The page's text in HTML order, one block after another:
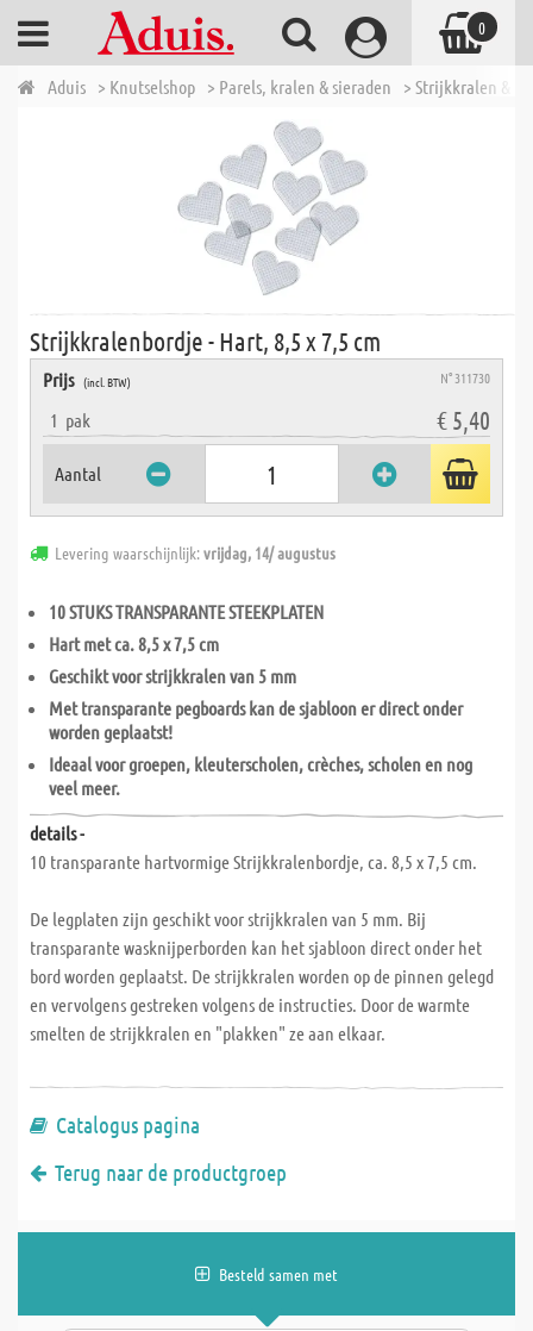
Aduis > Knutselshop > Parels, kralen & sieraden > Strijkkralen &
Strijkkralenbordje - Hart, 8,5 x 7,5 cm
Prijs (incl. BTW) N° 311730
1 pak € 5,40
Aantal
Levering waarschijnlijk:vrijdag, 14/ augustus
10 STUKS TRANSPARANTE STEEKPLATEN
Hart met ca. 8,5 x 7,5 cm
Geschikt voor strijkkralen van 5 mm
Met transparante pegboards kan de sjabloon er direct onder
worden geplaatst!
Ideaal voor groepen, kleuterscholen, crèches, scholen en nog
veel meer.
details -
10 transparante hartvormige Strijkkralenbordje, ca. 8,5 x 7,5 cm.
De legplaten zijn geschikt voor strijkkralen van 5 mm. Bij
transparante wasknijperborden kan het sjabloon direct onder het
bord worden geplaatst. De strijkkralen worden op de pinnen gelegd
en vervolgens gestreken volgens de instructies. Door de warmte
smelten de strijkkralen en "plakken" ze aan elkaar.
Catalogus pagina
Terug naar de productgroep
Besteld samen met
0